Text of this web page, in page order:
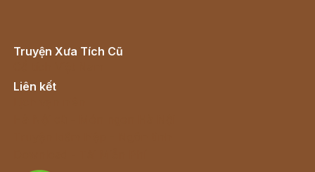
Truyện Xưa Tích Cũ
Liên kết